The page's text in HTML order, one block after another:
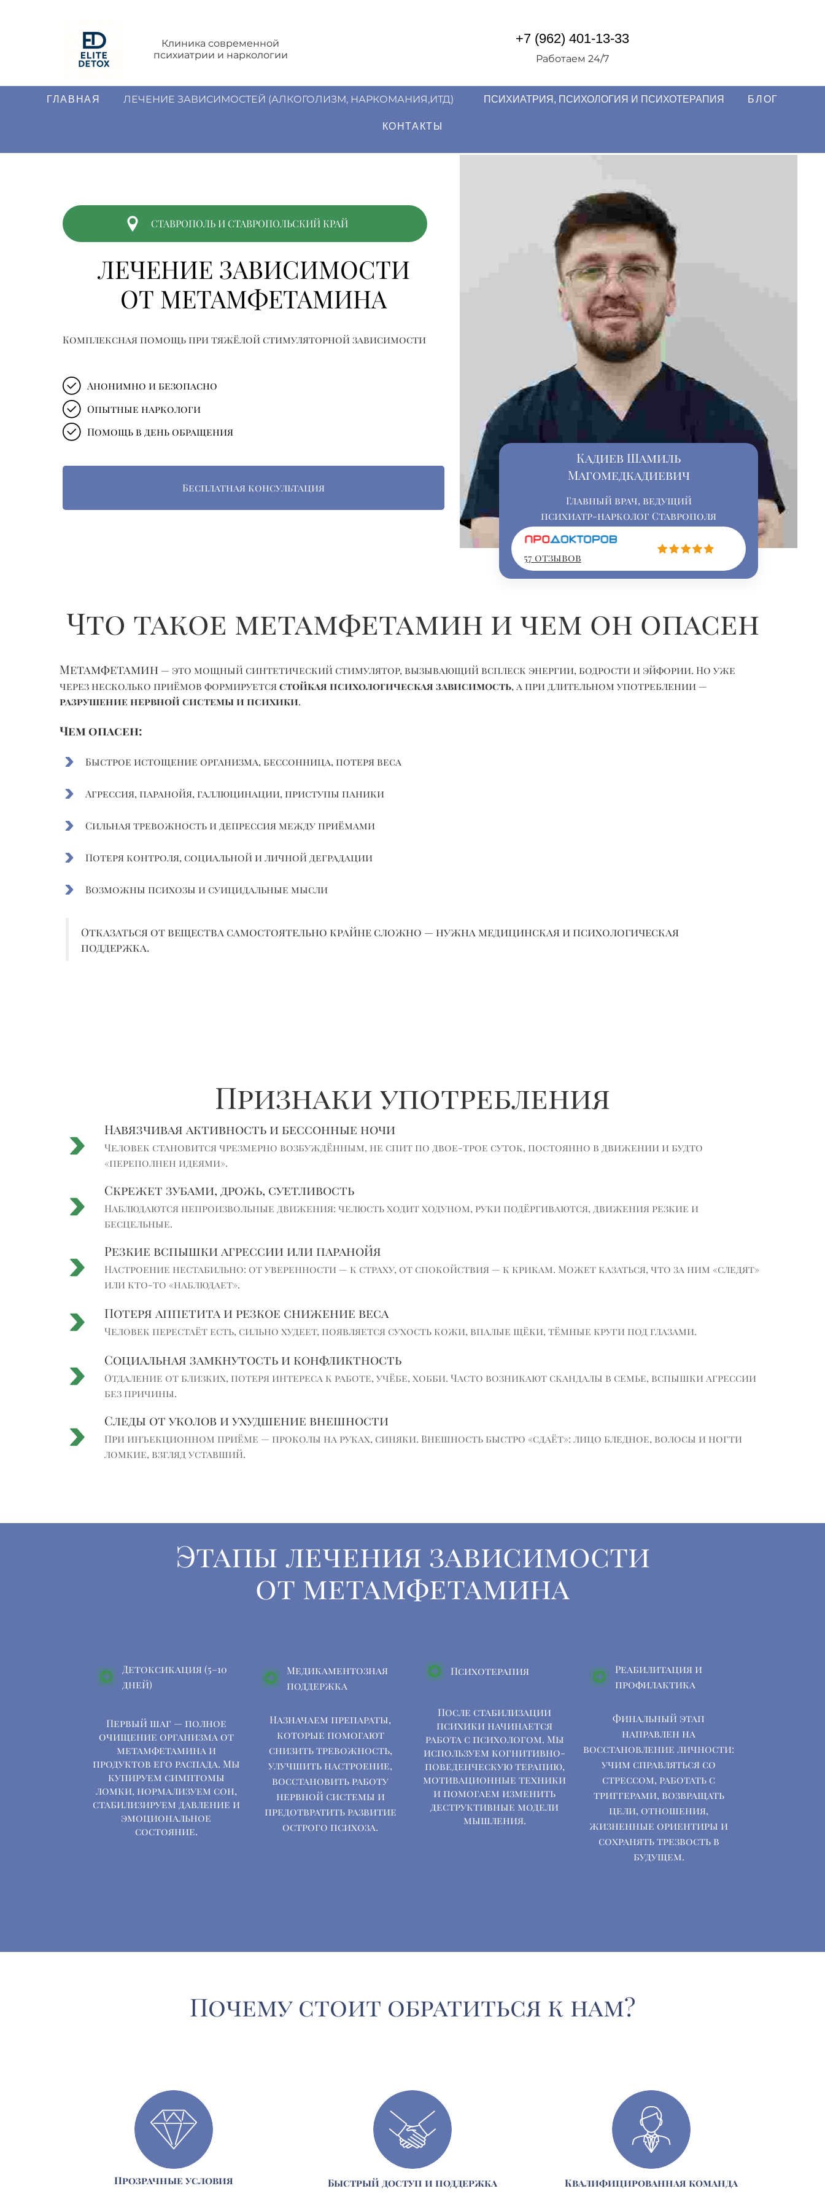
Клиника современной
психиатрии и наркологии
+7 (962) 401-13-33
Работаем 24/7
ГЛАВНАЯ ЛЕЧЕНИЕ ЗАВИСИМОСТЕЙ (АЛКОГОЛИЗМ, НАРКОМАНИЯ,ИТД) ПСИХИАТРИЯ, ПСИХОЛОГИЯ И ПСИХОТЕРАПИЯ БЛОГ
КОНТАКТЫ
СТАВРОПОЛЬ И СТАВРОПОЛЬСКИЙ КРАЙ
ЛЕЧЕНИЕ ЗАВИСИМОСТИ
ОТ МЕТАМФЕТАМИНА
Комплексная помощь при тяжёлой стимуляторной зависимости
Анонимно и безопасно
Опытные наркологи
Помощь в день обращения
Бесплатная консультация
Кадиев Шамиль
Магомедкадиевич
Главный врач, ведущий
психиатр-нарколог Ставрополя
57 отзывов
Что такое метамфетамин и чем он опасен
Метамфетамин — это мощный синтетический стимулятор, вызывающий всплеск энергии, бодрости и эйфории. Но уже
через несколько приёмов формируетсястойкая психологическая зависимость, а при длительном употреблении —
разрушение нервной системы и психики.
Чем опасен:
Быстрое истощение организма, бессонница, потеря веса
Агрессия, паранойя, галлюцинации, приступы паники
Сильная тревожность и депрессия между приёмами
Потеря контроля, социальной и личной деградации
Возможны психозы и суицидальные мысли
Отказаться от вещества самостоятельно крайне сложно — нужна медицинская и психологическая
поддержка.
Признаки употребления
Навязчивая активность и бессонные ночи
Человек становится чрезмерно возбуждённым, не спит по двое-трое суток, постоянно в движении и будто
«переполнен идеями».
Скрежет зубами, дрожь, суетливость
Наблюдаются непроизвольные движения: челюсть ходит ходуном, руки подёргиваются, движения резкие и
бесцельные.
Резкие вспышки агрессии или паранойя
Настроение нестабильно: от уверенности — к страху, от спокойствия — к крикам. Может казаться, что за ним «следят»
или кто-то «наблюдает».
Потеря аппетита и резкое снижение веса
Человек перестаёт есть, сильно худеет, появляется сухость кожи, впалые щёки, тёмные круги под глазами.
Социальная замкнутость и конфликтность
Отдаление от близких, потеря интереса к работе, учёбе, хобби. Часто возникают скандалы в семье, вспышки агрессии
без причины.
Следы от уколов и ухудшение внешности
При инъекционном приёме — проколы на руках, синяки. Внешность быстро «сдаёт»: лицо бледное, волосы и ногти
ломкие, взгляд уставший.
Этапы лечения зависимости
от метамфетамина
Детоксикация (5–10
дней)
Первый шаг — полное
очищение организма от
метамфетамина и
продуктов его распада. Мы
купируем симптомы
ломки, нормализуем сон,
стабилизируем давление и
эмоциональное
состояние.
Медикаментозная
поддержка
Назначаем препараты,
которые помогают
снизить тревожность,
улучшить настроение,
восстановить работу
нервной системы и
предотвратить развитие
острого психоза.
Психотерапия
После стабилизации
психики начинается
работа с психологом. Мы
используем когнитивно-
поведенческую терапию,
мотивационные техники
и помогаем изменить
деструктивные модели
мышления.
Реабилитация и
профилактика
Финальный этап
направлен на
восстановление личности:
учим справляться со
стрессом, работать с
триггерами, возвращать
цели, отношения,
жизненные ориентиры и
сохранять трезвость в
будущем.
Почему стоит обратиться к нам?
Прозрачные условия Быстрый доступ и поддержка Квалифицированная команда